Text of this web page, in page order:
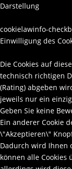
Darstellung
cookielawinfo-
Einwilligung des
Die Cookies auf
technisch richtigen
(Rating) abgeben
jeweils nur ein
Geben Sie keine
Ein anderer Cookie
\"Akzeptieren\"
Dadurch wird Ihnen
können alle